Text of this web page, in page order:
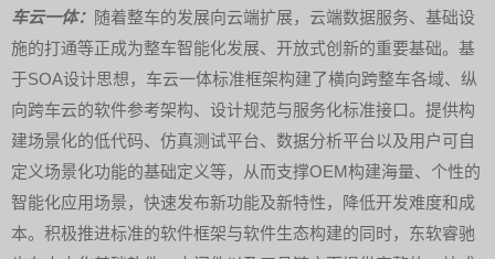
车云一体： 随着整车的发展向云端扩展，云端数据服务、基础设
施的打通等正成为整车智能化发展、开放式创新的重要基础。基
于SOA设计思想，车云一体标准框架构建了横向跨整车各域、纵
向跨车云的软件参考架构、设计规范与服务化标准接口。提供构
建场景化的低代码、仿真测试平台、数据分析平台以及用户可自
定义场景化功能的基础定义等，从而支撑OEM构建海量、个性的
智能化应用场景，快速发布新功能及新特性，降低开发难度和成
本。积极推进标准的软件框架与软件生态构建的同时，东软睿驰